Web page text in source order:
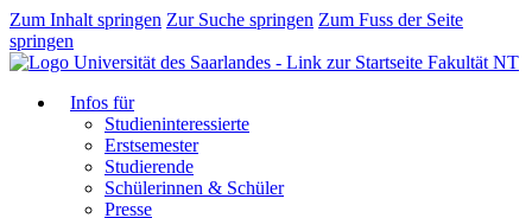
Zum Inhalt springen Zur Suche springen Zum Fuss der Seite
springen
Fakultät NT
Infos für
Studieninteressierte
Erstsemester
Studierende
Schülerinnen & Schüler
Presse